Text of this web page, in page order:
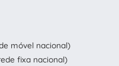
móvel nacional)
fixa nacional)